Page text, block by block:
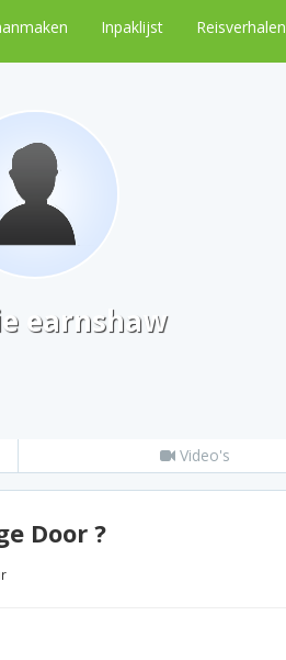
Inpaklijst Reisverhalen
earnshaw
Video's
Door ?